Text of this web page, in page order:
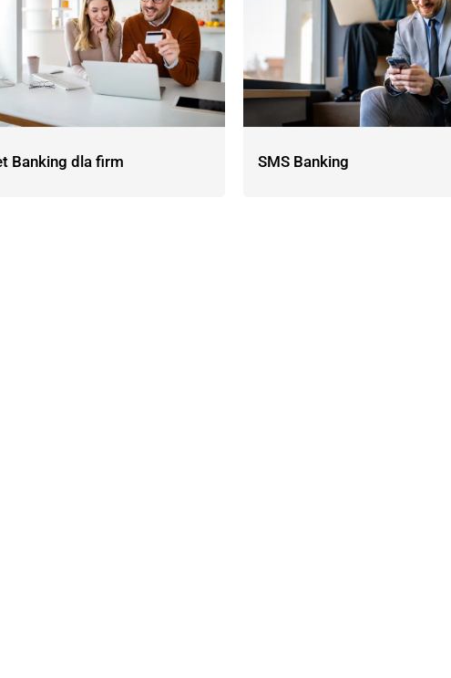
Banking dla firm SMS Banking